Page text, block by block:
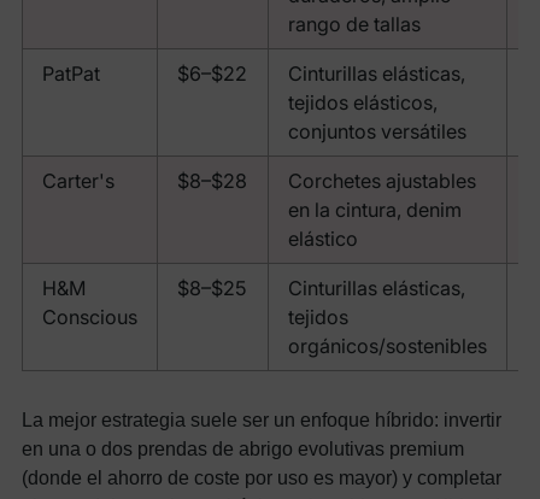
rango de tallas
PatPat $6–$22
Cinturillas elásticas,
tejidos elásticos,
conjuntos versátiles
Carter's $8–$28
Corchetes ajustables
en la cintura, denim
elástico
H&M
Conscious
$8–$25
Cinturillas elásticas,
tejidos
orgánicos/sostenibles
La mejor estrategia suele ser un enfoque híbrido: invertir
en una o dos prendas de abrigo evolutivas premium
(donde el ahorro de coste por uso es mayor) y completar